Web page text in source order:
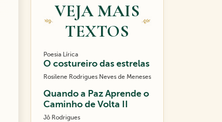
VEJA MAIS
TEXTOS
Poesia Lírica
O costureiro das estrelas
Rosilene Rodrigues Neves de Meneses
Quando a Paz Aprende o
Caminho de Volta II
Jô Rodrigues